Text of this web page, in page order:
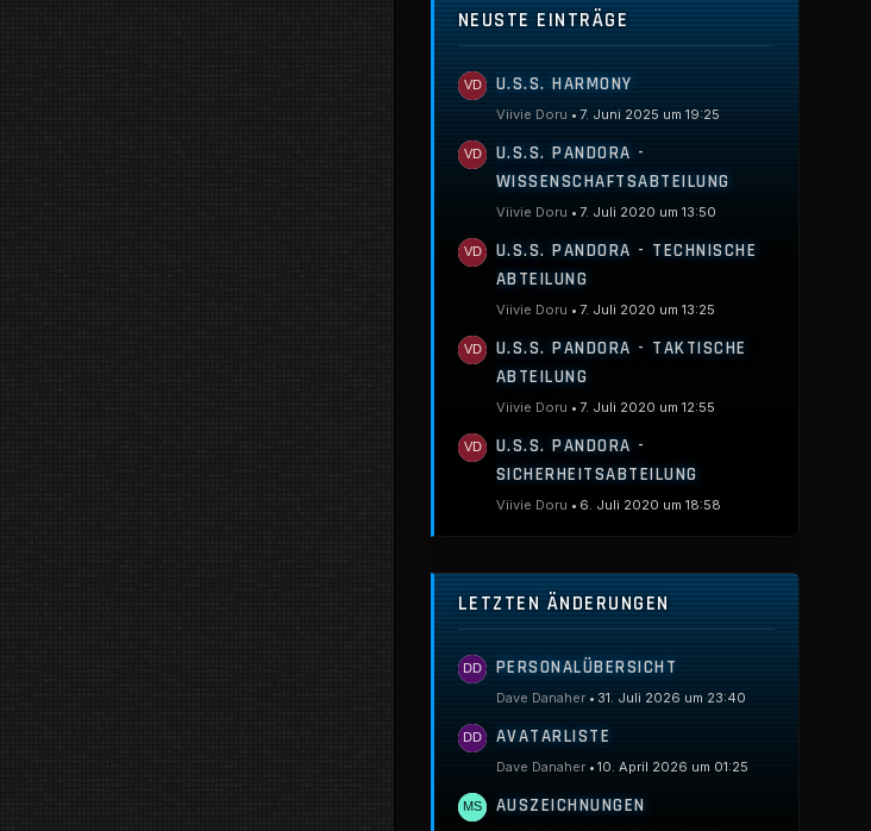
NEUSTE EINTRÄGE
U.S.S. HARMONY
Viivie Doru 7. Juni 2025 um 19:25
U.S.S. PANDORA -
WISSENSCHAFTSABTEILUNG
Viivie Doru 7. Juli 2020 um 13:50
U.S.S. PANDORA - TECHNISCHE
ABTEILUNG
Viivie Doru 7. Juli 2020 um 13:25
U.S.S. PANDORA - TAKTISCHE
ABTEILUNG
Viivie Doru 7. Juli 2020 um 12:55
U.S.S. PANDORA -
SICHERHEITSABTEILUNG
Viivie Doru 6. Juli 2020 um 18:58
LETZTEN ÄNDERUNGEN
PERSONALÜBERSICHT
Dave Danaher 31. Juli 2026 um 23:40
AVATARLISTE
Dave Danaher 10. April 2026 um 01:25
AUSZEICHNUNGEN